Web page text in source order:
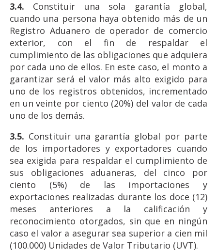
3.4. Constituir una sola garantía global,
cuando una persona haya obtenido más de un
Registro Aduanero de operador de comercio
exterior, con el fin de respaldar el
cumplimiento de las obligaciones que adquiera
por cada uno de ellos. En este caso, el monto a
garantizar será el valor más alto exigido para
uno de los registros obtenidos, incrementado
en un veinte por ciento (20%) del valor de cada
uno de los demás.
3.5. Constituir una garantía global por parte
de los importadores y exportadores cuando
sea exigida para respaldar el cumplimiento de
sus obligaciones aduaneras, del cinco por
ciento (5%) de las importaciones y
exportaciones realizadas durante los doce (12)
meses anteriores a la calificación y
reconocimiento otorgados, sin que en ningún
caso el valor a asegurar sea superior a cien mil
(100.000) Unidades de Valor Tributario (UVT).